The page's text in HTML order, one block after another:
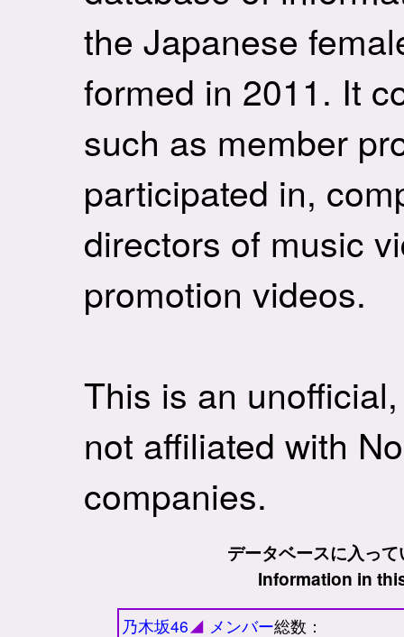
the Japanese
formed in 2011. It
such as member
participated in,
directors of music
promotion videos.
This is an
not affiliated with
companies.
データベースに入っ
Information in
乃木坂46◢ メンバー総数：